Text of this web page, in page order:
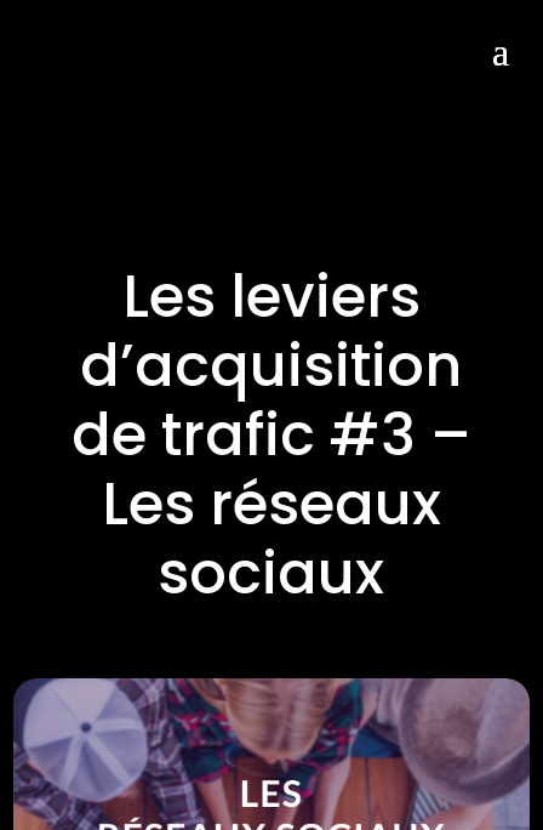
Les leviers
d’acquisition
de trafic #3 –
Les réseaux
sociaux